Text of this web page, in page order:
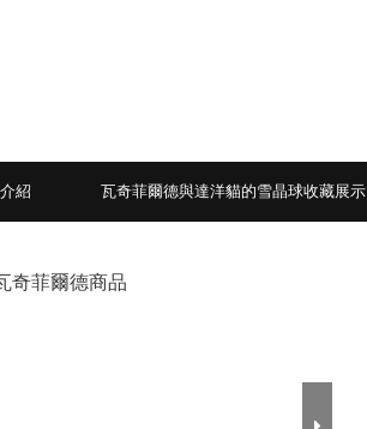
紹 瓦奇菲爾德與達洋貓的雪晶球收藏展示
奇菲爾德商品